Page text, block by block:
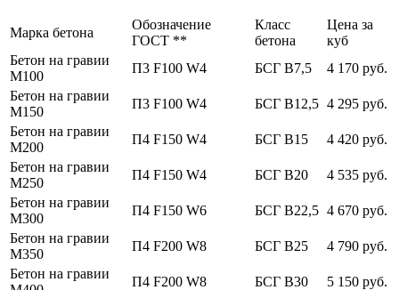
Марка бетона
Обозначение
ГОСТ **
Класс
бетона
Цена за
куб
Бетон на гравии
М100
П3 F100 W4 БСГ В7,5
4 170 руб.
Бетон на гравии
М150
П3 F100 W4 БСГ В12,5 4 295 руб.
Бетон на гравии
М200
П4 F150 W4 БСГ В15
4 420 руб.
Бетон на гравии
М250
П4 F150 W4 БСГ В20
4 535 руб.
Бетон на гравии
М300
П4 F150 W6 БСГ В22,5 4 670 руб.
Бетон на гравии
М350
П4 F200 W8 БСГ В25
4 790 руб.
Бетон на гравии
П4 F200 W8 БСГ В30 5 150 руб.